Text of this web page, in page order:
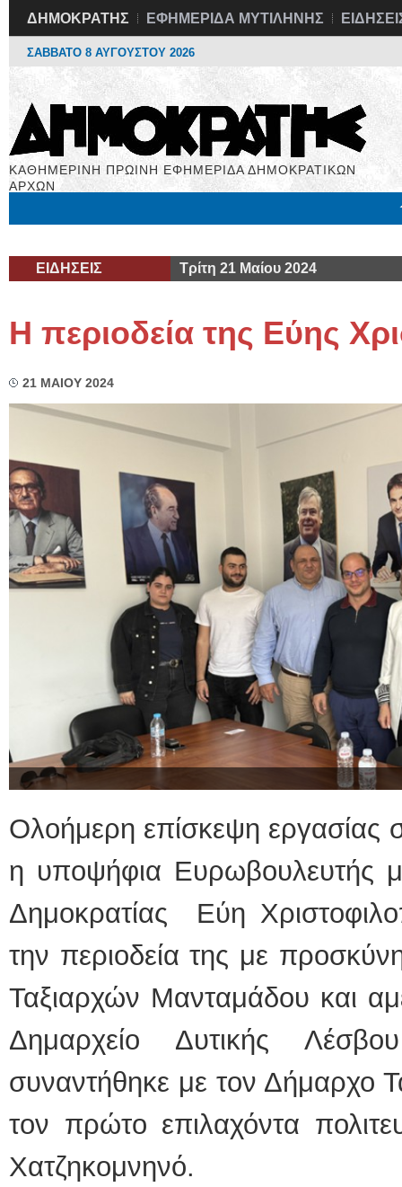
ΔΗΜΟΚΡΑΤΗΣ ΕΦΗΜΕΡΙΔΑ ΜΥΤΙΛΗΝΗΣ
ΣΑΒΒΑΤΟ 8 ΑΥΓΟΥΣΤΟΥ 2026
ΚΑΘΗΜΕΡΙΝΗ ΠΡΩΙΝΗ ΕΦΗΜΕΡΙΔΑ ΔΗΜΟΚΡΑΤΙΚΩΝ
ΑΡΧΩΝ
ΕΙΔΗΣΕΙΣ Τρίτη 21 Μαίου 2024
Η περιοδεία της Εύης
21 ΜΑΙΟΥ 2024
Ολοήμερη επίσκεψη εργασίας
η υποψήφια Ευρωβουλευτής
Δημοκρατίας Εύη
την περιοδεία της με
Ταξιαρχών Μανταμάδου και
Δημαρχείο Δυτικής
συναντήθηκε με τον Δήμαρχο
τον πρώτο επιλαχόντα
Χατζηκομνηνό.